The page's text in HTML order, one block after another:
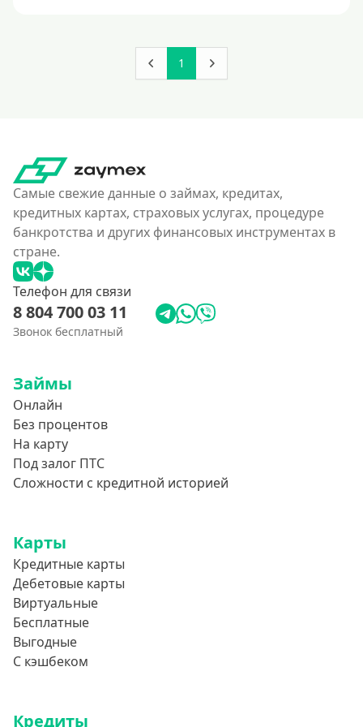
200000 руб
250000 руб
300000 руб
350 тысяч
400000 руб
4500000 руб
500000 руб
650000 руб
700000 руб
750000 руб
800000 руб
950000 руб
Целевые
Ремонт
Строительство дома
1
Самые свежие данные о займах, кредитах,
кредитных картах, страховых услугах, процедуре
банкротства и других финансовых инструментах в
стране.
Телефон для связи
8 804 700 03 11
Звонок бесплатный
Займы
Онлайн
Без процентов
На карту
Под залог ПТС
Сложности с кредитной историей
Карты
Кредитные карты
Дебетовые карты
Виртуальные
Бесплатные
Выгодные
С кэшбеком
Кредиты